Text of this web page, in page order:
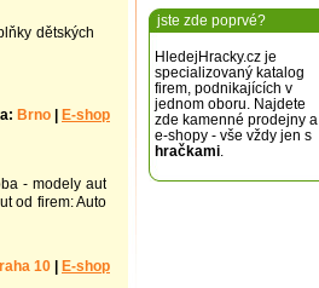
dětských
Brno E-shop
- modely aut
od firem: Auto
10 E-shop
jste zde poprvé?
HledejHracky.cz je
specializovaný katalog
firem, podnikajících v
jednom oboru. Najdete
zde kamenné prodejny a
e-shopy - vše vždy jen s
hračkami.